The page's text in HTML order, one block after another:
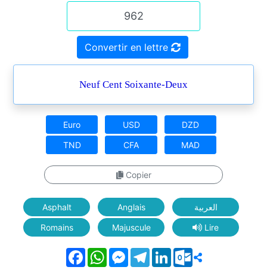
Convertir en lettre
Neuf Cent Soixante-Deux
Euro USD
DZD
TND
CFA MAD
Copier
Asphalt Anglais
العربية
Romains
Majuscule Lire
FacebookWhatsAppMessenger
Telegram
LinkedInOutlook.com